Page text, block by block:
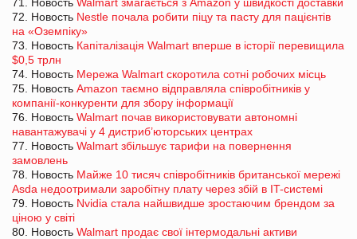
72. Новость Nestle почала робити піцу та пасту для пацієнтів
на «Оземпіку»
73. Новость Капіталізація Walmart вперше в історії перевищила
$0,5 трлн
74. Новость Мережа Walmart скоротила сотні робочих місць
75. Новость Amazon таємно відправляла співробітників у
компанії-конкуренти для збору інформації
76. Новость Walmart почав використовувати автономні
навантажувачі у 4 дистриб’юторських центрах
77. Новость Walmart збільшує тарифи на повернення
замовлень
78. Новость Майже 10 тисяч співробітників британської мережі
Asda недоотримали заробітну плату через збій в IT-системі
79. Новость Nvidia стала найшвидше зростаючим брендом за
ціною у світі
80. Новость Walmart продає свої інтермодальні активи